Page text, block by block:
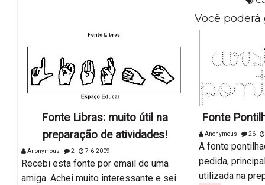
Você
Fonte Libras: muito útil na
preparação de atividades!
Anonymous 2 7-6-2009
Recebi esta fonte por email de uma
amiga. Achei muito interessante e sei
Fonte
Anonymous 26
A fonte
pedida,
utilizada na